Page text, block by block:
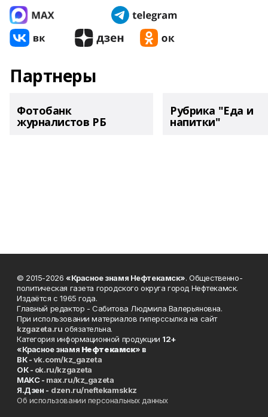
Партнеры
Фотобанк
журналистов РБ
Рубрика "Еда и
напитки"
© 2015-2026 «Красное знамя Нефтекамск». Общественно-
политическая газета городского округа город Нефтекамск.
Издаётся с 1965 года.
Главный редактор - Сабитова Людмила Валерьяновна.
При использовании материалов гиперссылка на сайт
kzgazeta.ru обязательна.
Категория информационной продукции 12+
«Красное знамя Нефтекамск» в
ВК -vk.com/kz_gazeta
ОК - ok.ru/kzgazeta
MAKC - max.ru/kz_gazeta
Я.Дзен - dzen.ru/neftekamskkz
Об использовании персональных данных